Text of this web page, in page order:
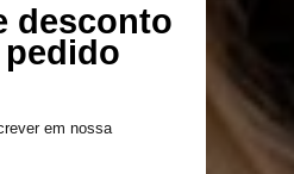
desconto
em nossa